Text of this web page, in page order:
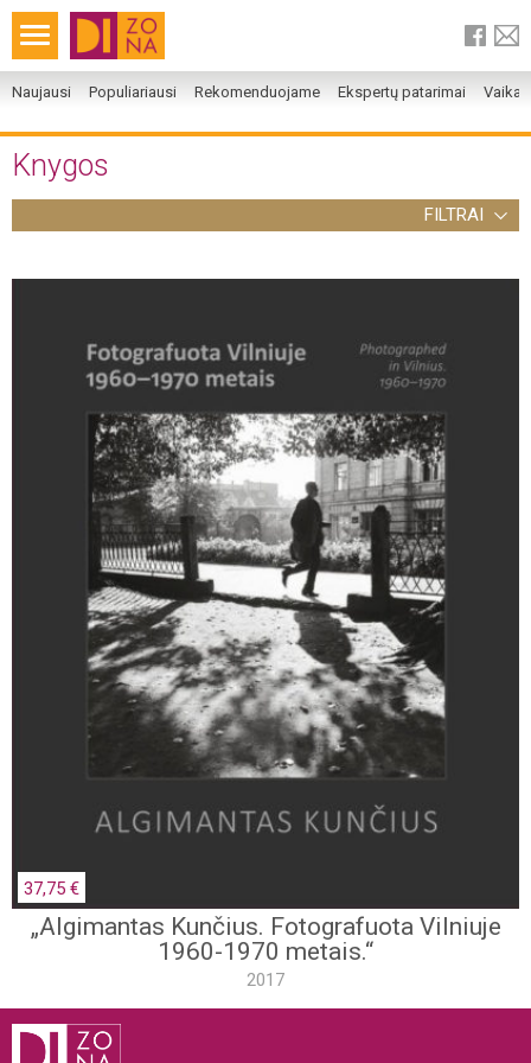
Naujausi Populiariausi Rekomenduojame Ekspertų patarimai
Knygos
FILTRAI
37,75 €
„Algimantas Kunčius. Fotografuota Vilniuje
1960-1970 metais.“
2017